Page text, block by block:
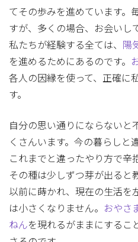
てその歩みを進めています。
すが、多くの場合、お会いし
私たちが経験する全ては、
陽
を進めるためにあるのです。
各人の因縁を使って、正確に
す。
自分の思い通りにならないと
くさんいます。今の暮らしと
これまでと違ったやり方で辛
その種は少しずつ芽が出ると
以前に蒔かれ、現在の生活を
は小さくなりません。
おやさ
ねんを現れるがままにするこ